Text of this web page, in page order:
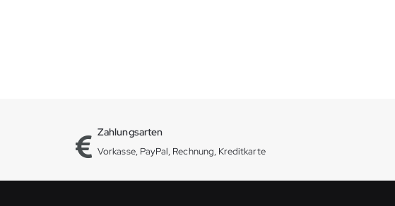
Zahlungsarten
Vorkasse, PayPal, Rechnung, Kreditkarte